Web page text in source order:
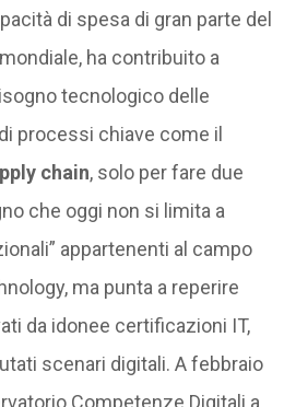
di spesa di gran parte del
ha contribuito a
tecnologico delle
processi chiave come il
chain, solo per fare due
che oggi non si limita a
appartenenti al campo
ma punta a reperire
da idonee certificazioni IT,
scenari digitali. A febbraio
Competenze Digitali a